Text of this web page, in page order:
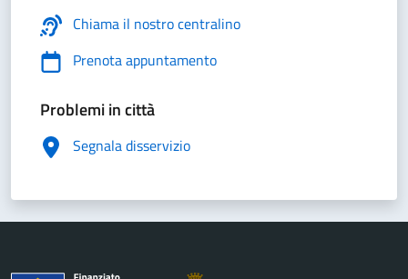
Chiama il nostro centralino
Prenota appuntamento
Problemi in città
Segnala disservizio